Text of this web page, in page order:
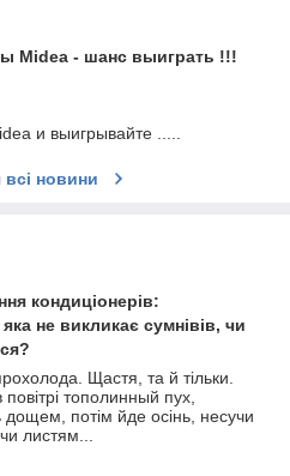
Midea - шанс выиграть !!!
и выигрывайте .....
новини
кондиціонерів:
яка не викликає сумнівів, чи
Щастя, та й тільки.
тополинный пух,
дощем, потім йде осінь, несучи
листям...